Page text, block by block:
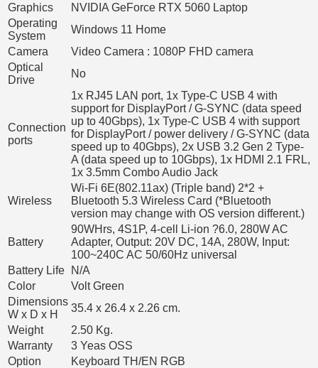
Graphics
NVIDIA GeForce RTX 5060 Laptop
Operating
System
Windows 11 Home
Camera
Video Camera : 1080P FHD camera
Optical
Drive
No
Connection
ports
1x RJ45 LAN port, 1x Type-C USB 4 with
support for DisplayPort / G-SYNC (data speed
up to 40Gbps), 1x Type-C USB 4 with support
for DisplayPort / power delivery / G-SYNC (data
speed up to 40Gbps), 2x USB 3.2 Gen 2 Type-
A (data speed up to 10Gbps), 1x HDMI 2.1 FRL,
1x 3.5mm Combo Audio Jack
Wireless
Wi-Fi 6E(802.11ax) (Triple band) 2*2 +
Bluetooth 5.3 Wireless Card (*Bluetooth
version may change with OS version different.)
Battery
90WHrs, 4S1P, 4-cell Li-ion ?6.0, 280W AC
Adapter, Output: 20V DC, 14A, 280W, Input:
100~240C AC 50/60Hz universal
Battery Life
N/A
Color
Volt Green
Dimensions
W x D x H
35.4 x 26.4 x 2.26 cm.
Weight
2.50 Kg.
Warranty
3 Yeas OSS
Option
Keyboard TH/EN RGB